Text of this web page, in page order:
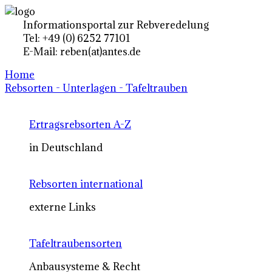
Informationsportal zur Rebveredelung
Tel: +49 (0) 6252 77101
E-Mail: reben(at)antes.de
Home
Rebsorten - Unterlagen - Tafeltrauben
Ertragsrebsorten A-Z
in Deutschland
Rebsorten international
externe Links
Tafeltraubensorten
Anbausysteme & Recht